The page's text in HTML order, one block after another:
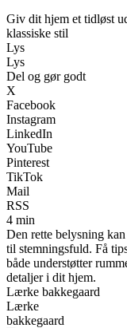
Giv dit hjem et tidløst
klassiske stil
Lys
Lys
Del og gør godt
X
Facebook
Instagram
LinkedIn
YouTube
Pinterest
TikTok
Mail
RSS
4 min
Den rette belysning
til stemningsfuld. Få
både understøtter
detaljer i dit hjem.
Lærke bakkegaard
Lærke
bakkegaard